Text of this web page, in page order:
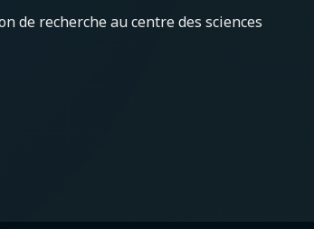
de recherche au centre des sciences